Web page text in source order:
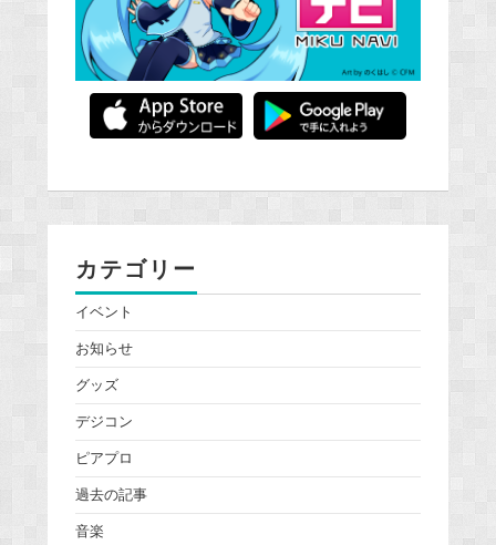
カテゴリー
イベント
お知らせ
グッズ
デジコン
ピアプロ
過去の記事
音楽